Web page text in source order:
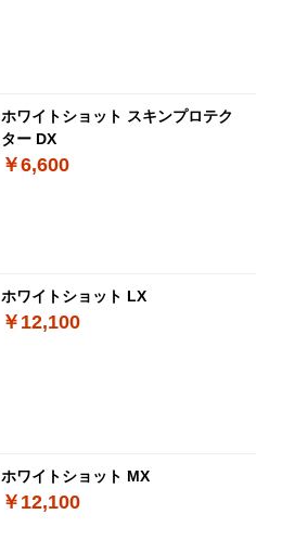
ホワイトショット スキンプロテク
ター DX
￥6,600
ホワイトショット LX
￥12,100
ホワイトショット MX
￥12,100